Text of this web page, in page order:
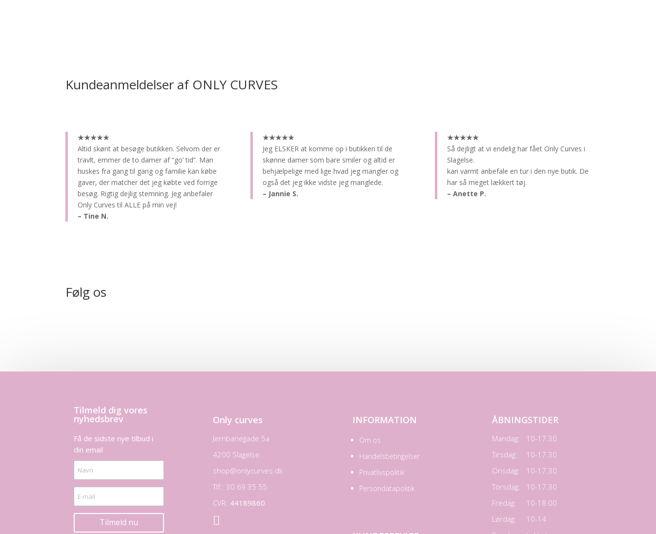
Kundeanmeldelser af ONLY CURVES
★★★★★
Altid skønt at besøge butikken. Selvom der er
travlt, emmer de to damer af “go’ tid”. Man
huskes fra gang til gang og familie kan købe
gaver, der matcher det jeg købte ved forrige
besøg. Rigtig dejlig stemning. Jeg anbefaler
Only Curves til ALLE på min vej!
– Tine N.
★★★★★
Jeg ELSKER at komme op i butikken til de
skønne damer som bare smiler og altid er
behjælpelige med lige hvad jeg mangler og
også det jeg ikke vidste jeg manglede.
– Jannie S.
★★★★★
Så dejligt at vi endelig har fået Only Curves i
Slagelse.
kan varmt anbefale en tur i den nye butik. De
har så meget lækkert tøj.
– Anette P.
Følg os
Tilmeld dig vores
nyhedsbrev
Få de sidste nye tilbud i
din email
Tilmeld nu
Only curves
Jernbanegade 5a
4200 Slagelse
shop@onlycurves.dk
Tlf.: 30 69 35 55
CVR: 44189860

INFORMATION
Om os
Handelsbetingelser
Privatlivspolitik
Persondatapolitik
ÅBNINGSTIDER
Mandag:
10-17.30
Tirsdag:
10-17.30
Onsdag:
10-17.30
Torsdag:
10-17.30
Fredag:
10-18.00
Lørdag:
10-14